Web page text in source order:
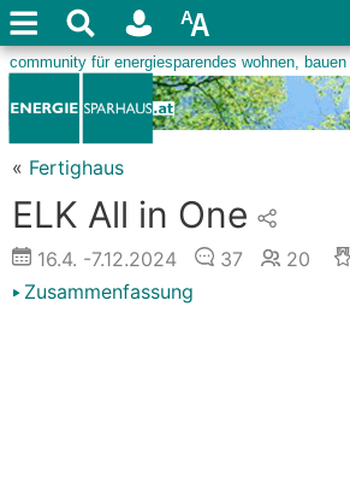
« Fertighaus
ELK All in One
16.4. -7.12.2024 37 20
Zusammenfassung